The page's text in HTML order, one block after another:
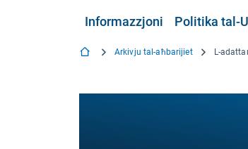
Informazzjoni Politika tal-
Arkivju tal-aħbarijiet